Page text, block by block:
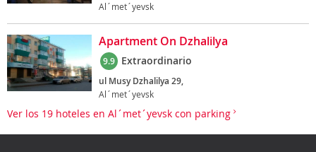
Al´met´yevsk
Apartment On Dzhalilya
9.9 Extraordinario
ul Musy Dzhalilya 29,
Al´met´yevsk
Ver los 19 hoteles en Al´met´yevsk con parking